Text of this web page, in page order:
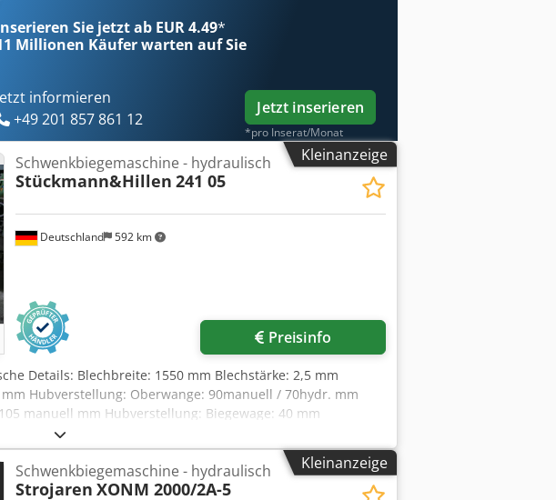
Sie jetzt ab EUR 4.49*
Millionen Käufer warten auf Sie
informieren
+49 201 857 861 12
Jetzt inserieren
*pro Inserat/Monat
Kleinanzeige
Deutschland 592 km
Schwenkbiegemaschine - hydraulisch
Stückmann&Hillen 241 05
Preisinfo
Details: Blechbreite: 1550 mm Blechstärke: 2,5 mm
Hubverstellung: Oberwange: 90manuell / 70hydr. mm
manuell mm Hubverstellung: Biegewage: 40 mm
Zufalten ° Hinteranschlag: nein - no Gesamtleistungsbedarf:
Ib Anj Ahqsr Abmessung Maschine ca. LxBxH: 2,6 x 1,1 x 1,7
mm Biegeleistung 2,5mm bei ca. 400N/mm² FestigkeitKleinanzeige
Schwenkbiegemaschine - hydraulisch
Strojaren XONM 2000/2A-5